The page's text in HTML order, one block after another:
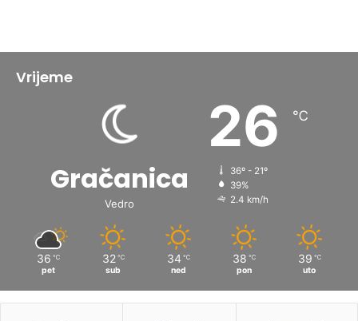
Vrijeme
Gračanica
Vedro
26 ℃
36º - 21º
39%
2.4 km/h
36 ℃
pet
32 ℃
sub
34 ℃
ned
38 ℃
pon
39 ℃
uto